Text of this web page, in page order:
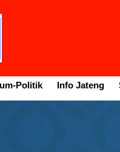
Politik Info Jateng